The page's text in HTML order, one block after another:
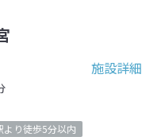
施設詳細
より徒歩5分以内